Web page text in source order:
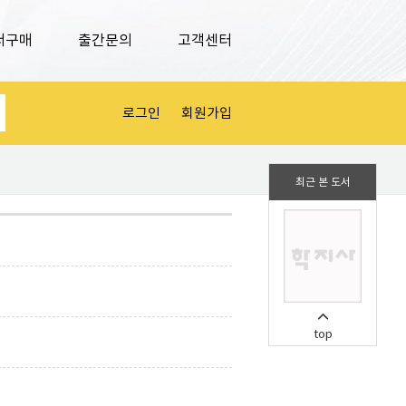
최근 본 도서
top
구매 출간문의 고객센터
로그인 회원가입